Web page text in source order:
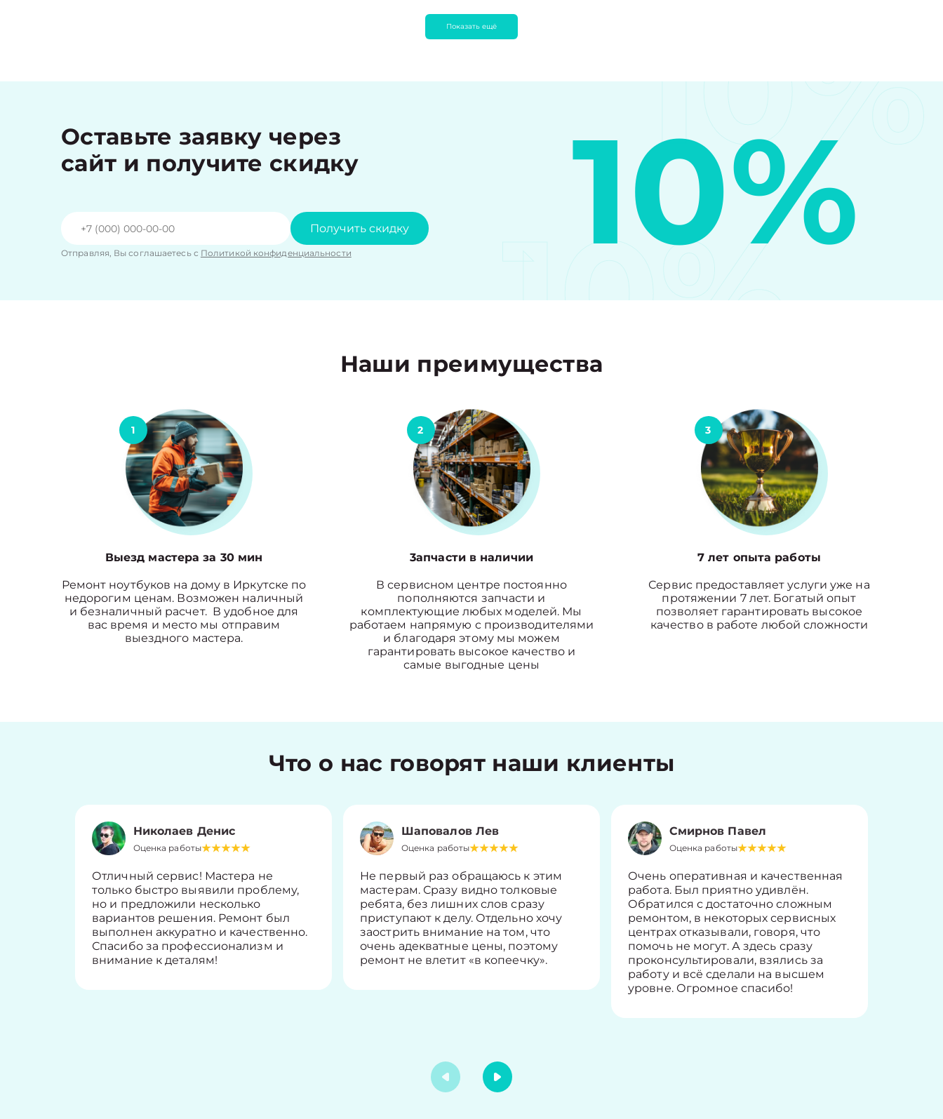
Показать ещё
Оставьте заявку через
сайт и получите скидку
Получить скидку
Отправляя, Вы соглашаетесь с Политикой конфиденциальности 10%
10%
10%
Наши преимущества
1
Выезд мастера за 30 мин
Ремонт ноутбуков на дому в Иркутске по
недорогим ценам. Возможен наличный
и безналичный расчет. В удобное для
вас время и место мы отправим
выездного мастера.
2
3апчасти в наличии
В сервисном центре постоянно
пополняются запчасти и
комплектующие любых моделей. Мы
работаем напрямую с производителями
и благодаря этому мы можем
гарантировать высокое качество и
самые выгодные цены
3
7 лет опыта работы
Сервис предоставляет услуги уже на
протяжении 7 лет. Богатый опыт
позволяет гарантировать высокое
качество в работе любой сложности
Что о нас говорят наши клиенты
Николаев Денис
Оценка работы
Отличный сервис! Мастера не
только быстро выявили проблему,
но и предложили несколько
вариантов решения. Ремонт был
выполнен аккуратно и качественно.
Спасибо за профессионализм и
внимание к деталям!
Шаповалов Лев
Оценка работы
Не первый раз обращаюсь к этим
мастерам. Сразу видно толковые
ребята, без лишних слов сразу
приступают к делу. Отдельно хочу
заострить внимание на том, что
очень адекватные цены, поэтому
ремонт не влетит «в копеечку».
Смирнов Павел
Оценка работы
Очень оперативная и качественная
работа. Был приятно удивлён.
Обратился с достаточно сложным
ремонтом, в некоторых сервисных
центрах отказывали, говоря, что
помочь не могут. А здесь сразу
проконсультировали, взялись за
работу и всё сделали на высшем
уровне. Огромное спасибо!